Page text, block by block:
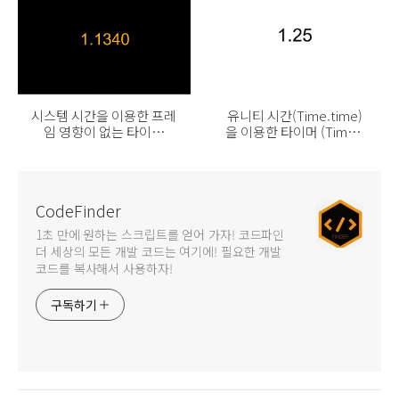
시스템 시간을 이용한 프레
임 영향이 없는 타이머
유니티 시간(Time.time)
을 이용한 타이머 (Timer)
CodeFinder
1초 만에 원하는 스크립트를 얻어 가자! 코드파인
더 세상의 모든 개발 코드는 여기에! 필요한 개발
코드를 복사해서 사용하자!
구독하기